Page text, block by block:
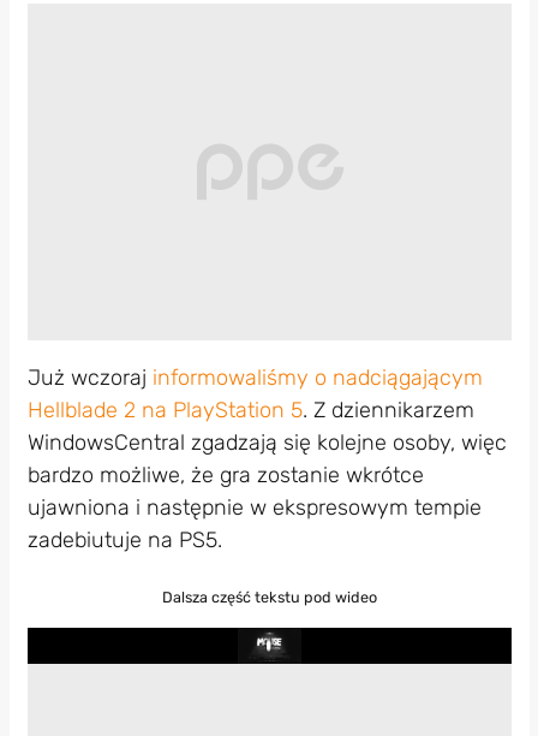
Już wczoraj informowaliśmy o nadciągającym
Hellblade 2 na PlayStation 5. Z dziennikarzem
WindowsCentral zgadzają się kolejne osoby, więc
bardzo możliwe, że gra zostanie wkrótce
ujawniona i następnie w ekspresowym tempie
zadebiutuje na PS5.
Dalsza część tekstu pod wideo
Play